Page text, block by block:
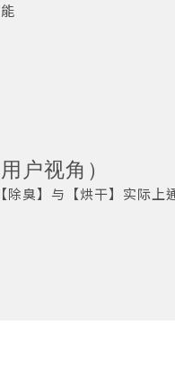
户视角）
除臭】与【烘干】实际